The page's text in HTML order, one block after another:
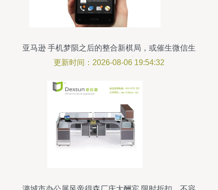
亚马逊 手机梦陨之后的整合新棋局，或催生微信生
态第三方开发新浪潮
更新时间：2026-08-06 19:54:32